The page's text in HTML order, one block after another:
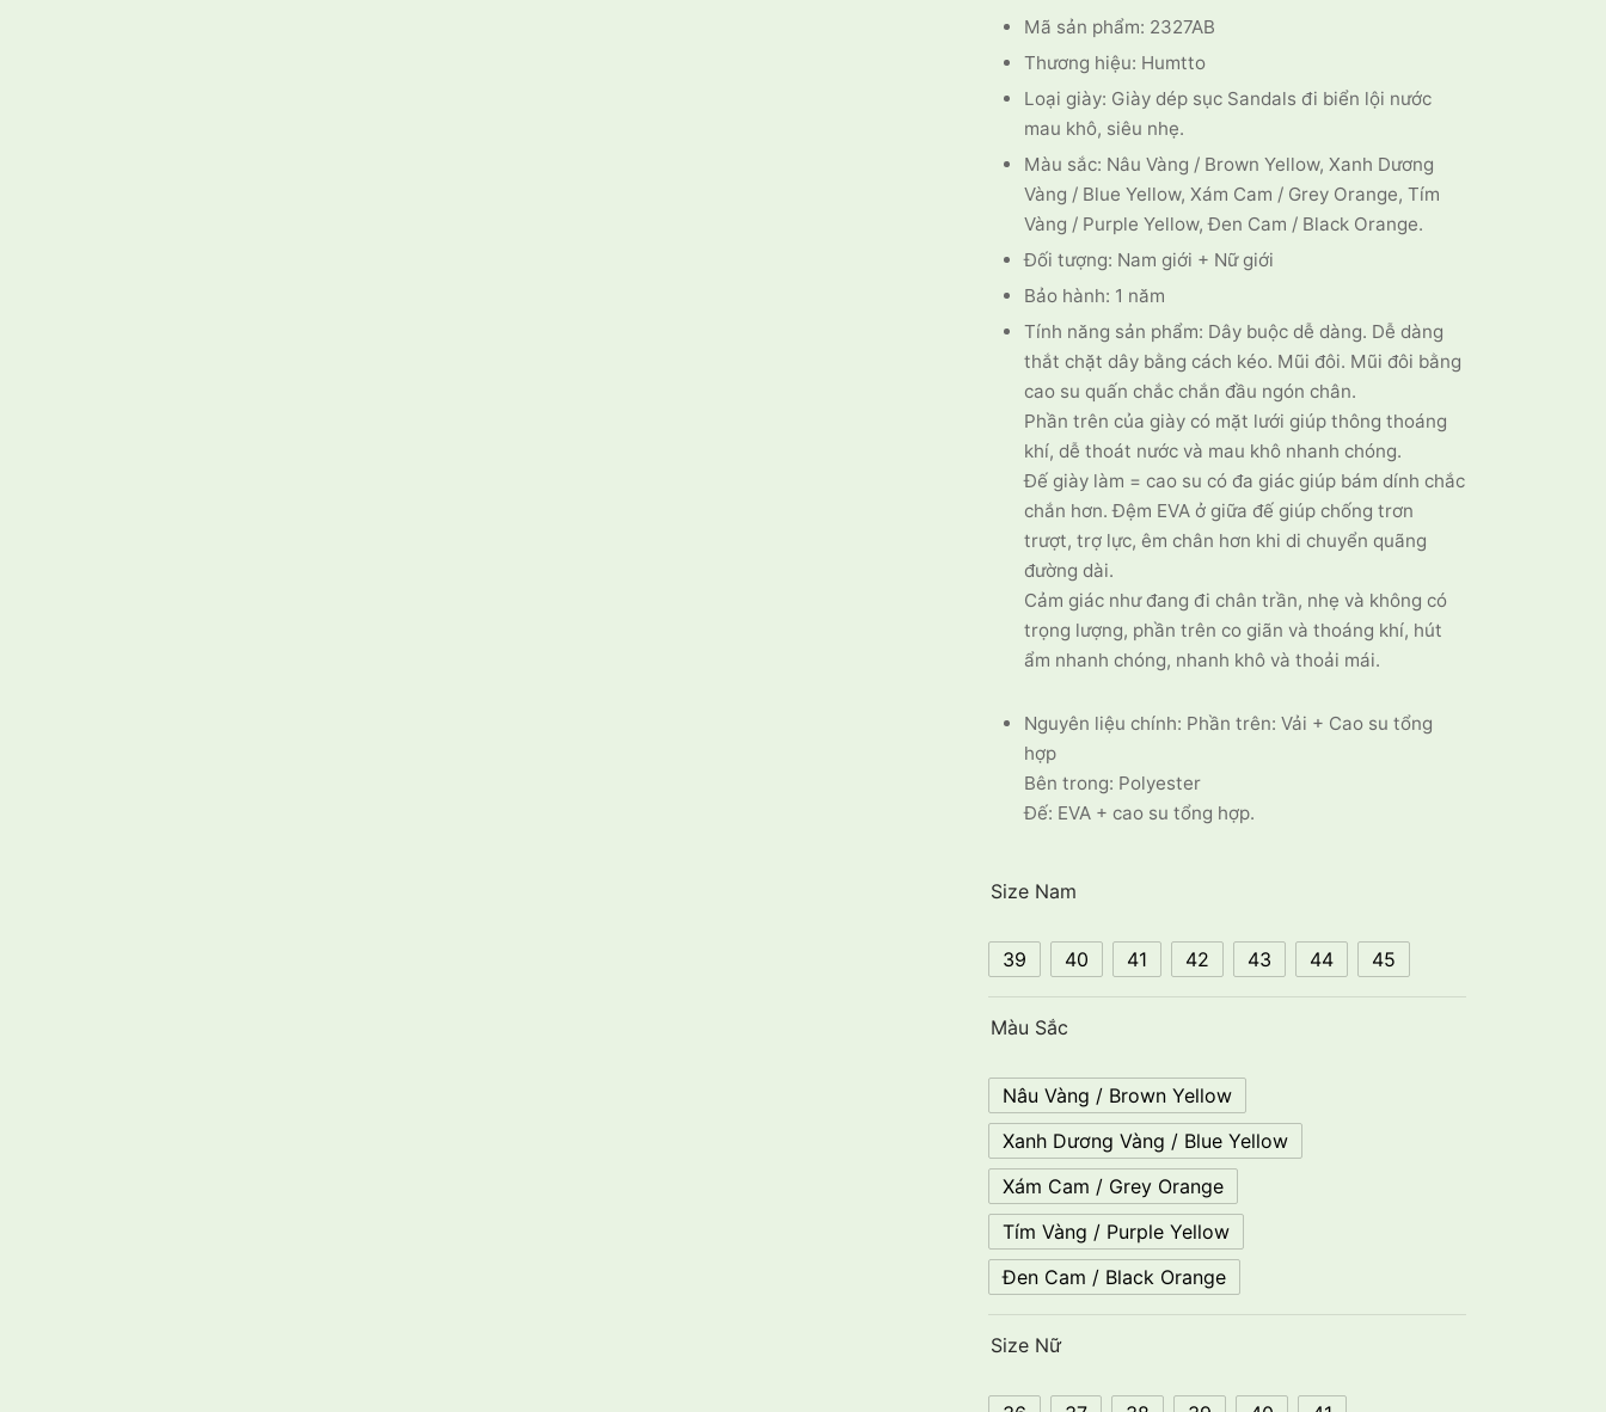
Mã sản phẩm: 2327AB
Thương hiệu: Humtto
Loại giày: Giày dép sục Sandals đi biển lội nước
mau khô, siêu nhẹ.
Màu sắc: Nâu Vàng / Brown Yellow, Xanh Dương
Vàng / Blue Yellow, Xám Cam / Grey Orange, Tím
Vàng / Purple Yellow, Đen Cam / Black Orange.
Đối tượng: Nam giới + Nữ giới
Bảo hành: 1 năm
Tính năng sản phẩm: Dây buộc dễ dàng. Dễ dàng
thắt chặt dây bằng cách kéo. Mũi đôi. Mũi đôi bằng
cao su quấn chắc chắn đầu ngón chân.
Phần trên của giày có mặt lưới giúp thông thoáng
khí, dễ thoát nước và mau khô nhanh chóng.
Đế giày làm = cao su có đa giác giúp bám dính chắc
chắn hơn. Đệm EVA ở giữa đế giúp chống trơn
trượt, trợ lực, êm chân hơn khi di chuyển quãng
đường dài.
Cảm giác như đang đi chân trần, nhẹ và không có
trọng lượng, phần trên co giãn và thoáng khí, hút
ẩm nhanh chóng, nhanh khô và thoải mái.
Nguyên liệu chính: Phần trên: Vải + Cao su tổng
hợp
Bên trong: Polyester
Đế: EVA + cao su tổng hợp.
Size Nam
39 40 41 42 43 44 45
Màu Sắc
Nâu Vàng / Brown Yellow
Xanh Dương Vàng / Blue Yellow
Xám Cam / Grey Orange
Tím Vàng / Purple Yellow
Đen Cam / Black Orange
Size Nữ